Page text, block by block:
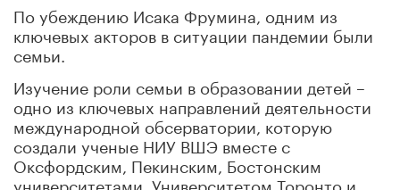
По убеждению Исака Фрумина, одним из
ключевых акторов в ситуации пандемии были
семьи.
Изучение роли семьи в образовании детей –
одно из ключевых направлений деятельности
международной обсерватории, которую
создали ученые НИУ ВШЭ вместе с
Оксфордским, Пекинским, Бостонским
университетами, Университетом Торонто и